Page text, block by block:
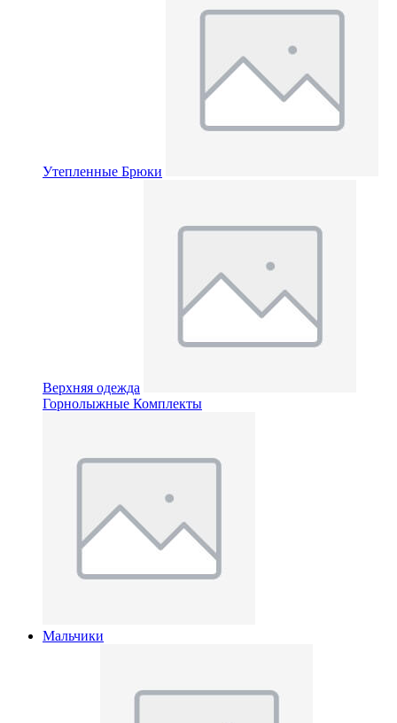
Утепленные Брюки
Верхняя одежда
Горнолыжные Комплекты
Мальчики